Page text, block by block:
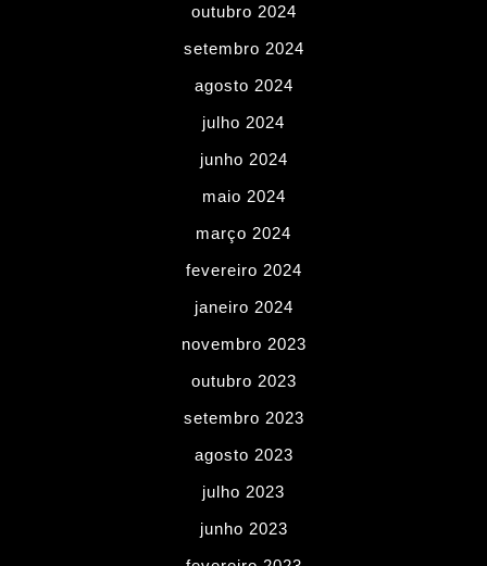
outubro 2024
setembro 2024
agosto 2024
julho 2024
junho 2024
maio 2024
março 2024
fevereiro 2024
janeiro 2024
novembro 2023
outubro 2023
setembro 2023
agosto 2023
julho 2023
junho 2023